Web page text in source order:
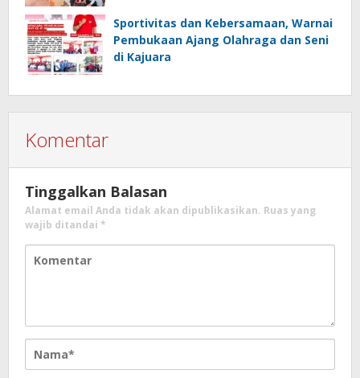
Sportivitas dan Kebersamaan, Warnai
Pembukaan Ajang Olahraga dan Seni
di Kajuara
Komentar
Tinggalkan Balasan
Alamat email Anda tidak akan dipublikasikan. Ruas yang
wajib ditandai *